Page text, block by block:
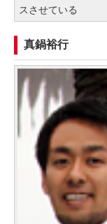
スさせている
真鍋裕行